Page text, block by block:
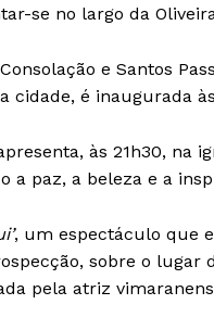
se no largo da
e Santos
cidade, é inaugurada
às 21h30, na
a paz, a beleza e a
, um espectáculo que
sobre o lugar
pela atriz